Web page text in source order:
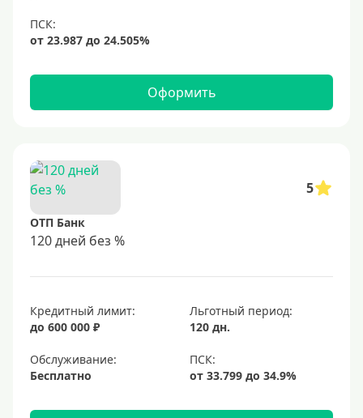
Оформить
5
ОТП Банк
120 дней без %
Кредитный лимит:
до 600 000 ₽
Льготный период:
120 дн.
Обслуживание:
Бесплатно